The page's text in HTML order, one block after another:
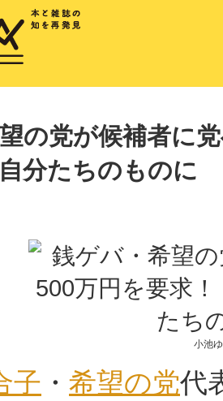
の党が候補者に
分たちのものに
小池
子 ・ 希望の党代